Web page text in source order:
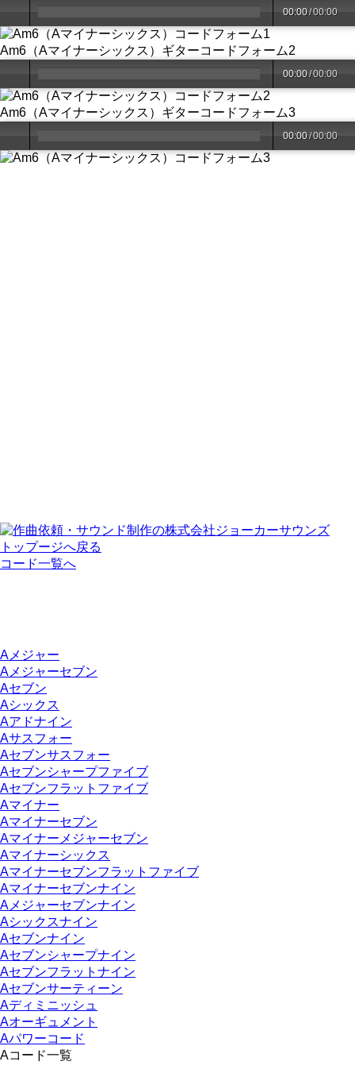
00:00/00:00
Am6（Aマイナーシックス）ギターコードフォーム2
00:00/00:00
Am6（Aマイナーシックス）ギターコードフォーム3
00:00/00:00
トップージへ戻る
コード一覧へ
Aメジャー
Aメジャーセブン
Aセブン
Aシックス
Aアドナイン
Aサスフォー
Aセブンサスフォー
Aセブンシャープファイブ
Aセブンフラットファイブ
Aマイナー
Aマイナーセブン
Aマイナーメジャーセブン
Aマイナーシックス
Aマイナーセブンフラットファイブ
Aマイナーセブンナイン
Aメジャーセブンナイン
Aシックスナイン
Aセブンナイン
Aセブンシャープナイン
Aセブンフラットナイン
Aセブンサーティーン
Aディミニッシュ
Aオーギュメント
Aパワーコード
Aコード一覧